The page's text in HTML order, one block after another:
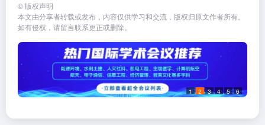
© 版权声明
本文由分享者转载或发布，内容仅供学习和交流，版权归原文作者所有。
如有侵权，请留言联系更正或删除。
1 2 3 4 5 6